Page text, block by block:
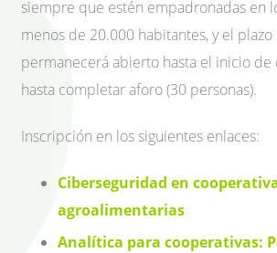
siempre que estén empadronadas en
menos de 20.000 habitantes, y el
permanecerá abierto hasta el inicio de
hasta completar aforo (30 personas).
Inscripción en los siguientes enlaces:
Ciberseguridad en
agroalimentarias
Analítica para cooperativas: